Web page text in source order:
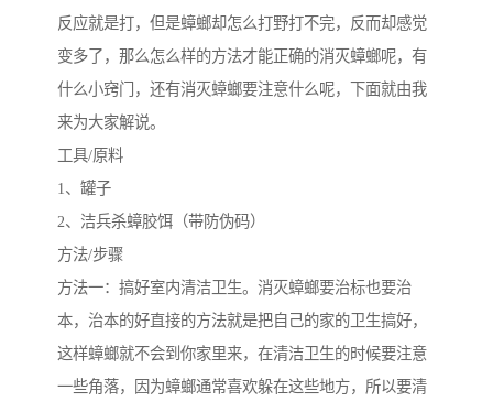
反应就是打，但是蟑螂却怎么打野打不完，反而却感觉
变多了，那么怎么样的方法才能正确的消灭蟑螂呢，有
什么小窍门，还有消灭蟑螂要注意什么呢，下面就由我
来为大家解说。
工具/原料
1、罐子
2、洁兵杀蟑胶饵（带防伪码）
方法/步骤
方法一：搞好室内清洁卫生。消灭蟑螂要治标也要治
本，治本的好直接的方法就是把自己的家的卫生搞好，
这样蟑螂就不会到你家里来，在清洁卫生的时候要注意
一些角落，因为蟑螂通常喜欢躲在这些地方，所以要清